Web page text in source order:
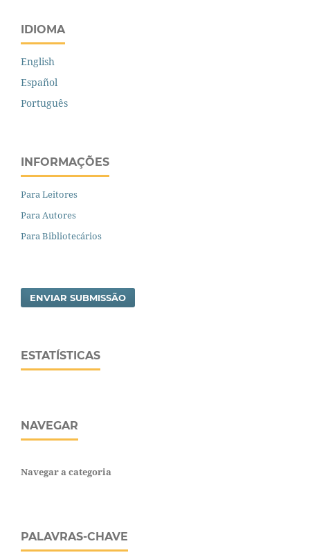
IDIOMA
English
Español
Português
INFORMAÇÕES
Para Leitores
Para Autores
Para Bibliotecários
ENVIAR SUBMISSÃO
ESTATÍSTICAS
NAVEGAR
Navegar a categoria
PALAVRAS-CHAVE